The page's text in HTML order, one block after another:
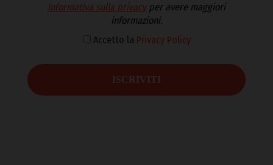
Informativa sulla privacyper avere maggiori
informazioni.
Accetto la Privacy Policy